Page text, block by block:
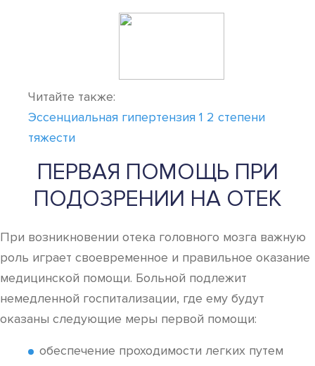
Читайте также:
Эссенциальная гипертензия 1 2 степени
тяжести
ПЕРВАЯ ПОМОЩЬ ПРИ
ПОДОЗРЕНИИ НА ОТЕК
При возникновении отека головного мозга важную
роль играет своевременное и правильное оказание
медицинской помощи. Больной подлежит
немедленной госпитализации, где ему будут
оказаны следующие меры первой помощи:
обеспечение проходимости легких путем